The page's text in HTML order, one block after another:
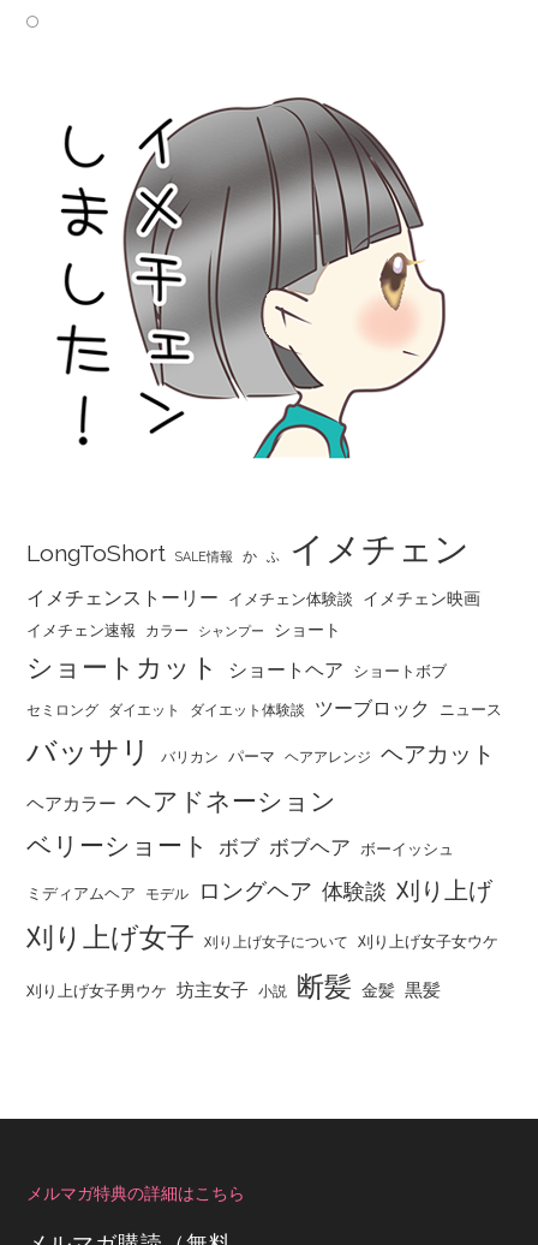
LongToShort SALE情報 か ふ イメチェン
イメチェンストーリー イメチェン体験談 イメチェン映画
イメチェン速報 カラー シャンプー ショート
ショートカット ショートヘア ショートボブ
セミロング ダイエット ダイエット体験談 ツーブロック ニュース
バッサリ バリカン パーマ ヘアアレンジ ヘアカット
ヘアカラー ヘアドネーション
ベリーショート
ボブ ボブヘア ボーイッシュ
ミディアムヘア モデル ロングヘア 体験談 刈り上げ
刈り上げ女子 刈り上げ女子について 刈り上げ女子女ウケ
刈り上げ女子男ウケ 坊主女子 小説 断髪 金髪 黒髪
メルマガ特典の詳細はこちら